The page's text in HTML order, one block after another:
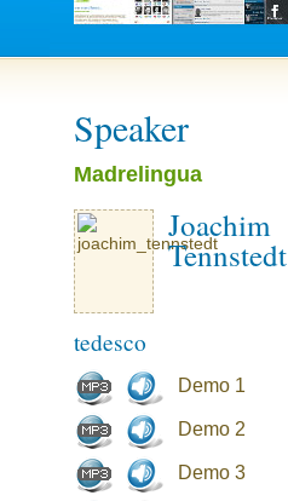
Speaker
Madrelingua
Joachim
Tennstedt
tedesco
Demo 1
Demo 2
Demo 3